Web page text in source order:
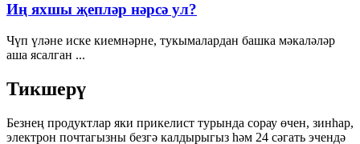
Иң яхшы җепләр нәрсә ул?
Чүп үләне иске киемнәрне, тукымалардан башка мәкаләләр
аша ясалган ...
Тикшерү
Безнең продуктлар яки прикелист турында сорау өчен, зинһар,
электрон почтагызны безгә калдырыгыз һәм 24 сәгать эчендә